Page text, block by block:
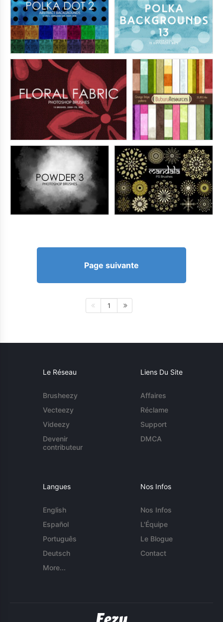
Page suivante
1
Le Réseau
Brusheezy
Vecteezy
Videezy
Devenir
contributeur
Liens Du Site
Affaires
Réclame
Support
DMCA
Langues
English
Español
Português
Deutsch
More...
Nos Infos
Nos Infos
L'Équipe
Le Blogue
Contact